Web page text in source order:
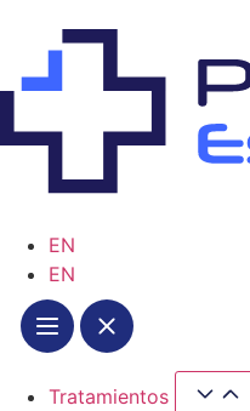
EN
EN
Tratamientos